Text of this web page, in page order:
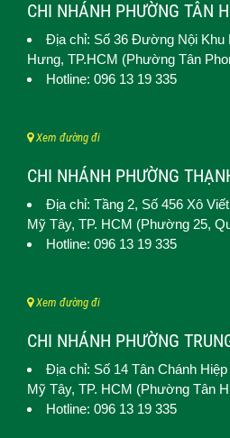
CHI NHÁNH PHƯỜNG TÂN
Địa chỉ: Số 36 Đường Nội Khu
Hưng, TP.HCM (Phường Tân
Hotline: 096 13 19 335
Xem đường đi
CHI NHÁNH PHƯỜNG
Địa chỉ: Tầng 2, Số 456 Xô
Mỹ Tây, TP. HCM (Phường 25,
Hotline: 096 13 19 335
Xem đường đi
CHI NHÁNH PHƯỜNG
Địa chỉ: Số 14 Tân Chánh Hiệp
Mỹ Tây, TP. HCM (Phường Tân
Hotline: 096 13 19 335